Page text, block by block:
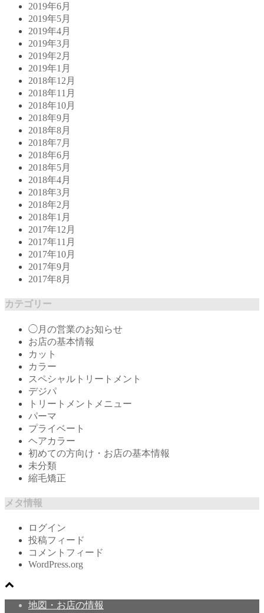
2019年6月
2019年5月
2019年4月
2019年3月
2019年2月
2019年1月
2018年12月
2018年11月
2018年10月
2018年9月
2018年8月
2018年7月
2018年6月
2018年5月
2018年4月
2018年3月
2018年2月
2018年1月
2017年12月
2017年11月
2017年10月
2017年9月
2017年8月
カテゴリー
◯月の営業のお知らせ
お店の基本情報
カット
カラー
スペシャルトリートメント
デジパ
トリートメントメニュー
パーマ
プライベート
ヘアカラー
初めての方向け・お店の基本情報
未分類
縮毛矯正
メタ情報
ログイン
投稿フィード
コメントフィード
WordPress.org
地図・お店の情報